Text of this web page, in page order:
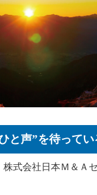
と声”を待ってい
式会社日本Ｍ＆Ａ